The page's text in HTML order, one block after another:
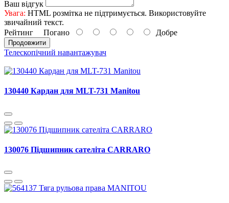
Ваш відгук
Увага: HTML розмітка не підтримується. Використовуйте
звичайний текст.
Рейтинг Погано Добре
Продовжити
Телескопічний навантажувач
130440 Кардан для MLT-731 Manitou
130076 Підшипник сателіта CARRARO